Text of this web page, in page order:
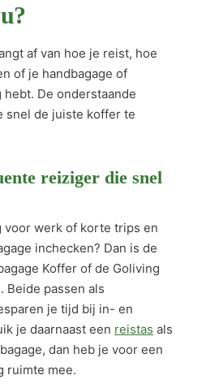
af van hoe je reist, hoe
of je handbagage of
De onderstaande
snel de juiste koffer te
reiziger die snel
voor werk of korte trips en
inchecken? Dan is de
Koffer of de Goliving
Beide passen als
je tijd bij in- en
je daarnaast een reistas als
dan heb je voor een
ruimte mee.